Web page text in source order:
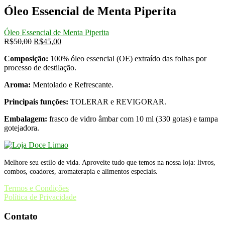
Óleo Essencial de Menta Piperita
Óleo Essencial de Menta Piperita
R$50,00 Original
was:
R$50,00.
R$45,00Current
is:
R$45,00.
Composição: 100% óleo essencial (OE) extraído das folhas por
processo de destilação.
Aroma: Mentolado e Refrescante.
Principais funções: TOLERAR e REVIGORAR.
Embalagem: frasco de vidro âmbar com 10 ml (330 gotas) e tampa
gotejadora.
Melhore seu estilo de vida. Aproveite tudo que temos na nossa loja: livros,
combos, coadores, aromaterapia e alimentos especiais.
Termos e Condições
Política de Privacidade
Contato